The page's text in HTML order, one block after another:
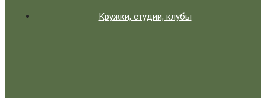
Кружки, студии, клубы